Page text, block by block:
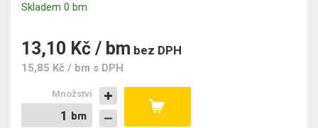
Skladem 0 bm
13,10 Kč / bm bez DPH
15,85 Kč / bm s DPH
bm
bm
Množství